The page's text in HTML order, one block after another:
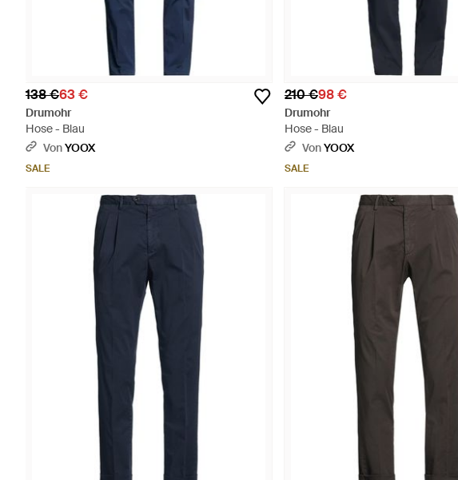
138 €63 €
Drumohr
Hose - Blau
VonYOOX
SALE
210 €98 €
Drumohr
Hose - Blau
VonYOOX
SALE